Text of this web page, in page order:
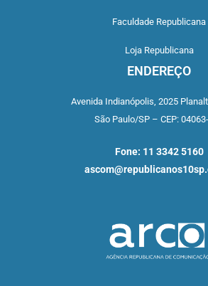
Faculdade Republicana
Loja Republicana
ENDEREÇO
Avenida Indianópolis, 2025
São Paulo/SP – CEP:
Fone: 11 3342 5160